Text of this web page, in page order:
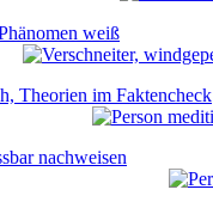
weiß
Theorien im Faktencheck
nachweisen